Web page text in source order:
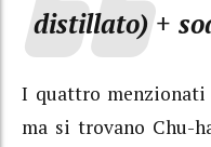
distillato) +
I quattro menzionati
ma si trovano Chu-